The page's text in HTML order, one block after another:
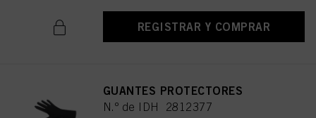
REGISTRAR Y COMPRAR
GUANTES PROTECTORES
N.º de IDH 2812377